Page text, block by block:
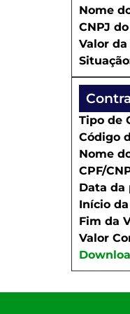
Nome
CNPJ
Valor
Tipo de
Código
Nome
CPF/
Data da
Início
Fim da
Valor